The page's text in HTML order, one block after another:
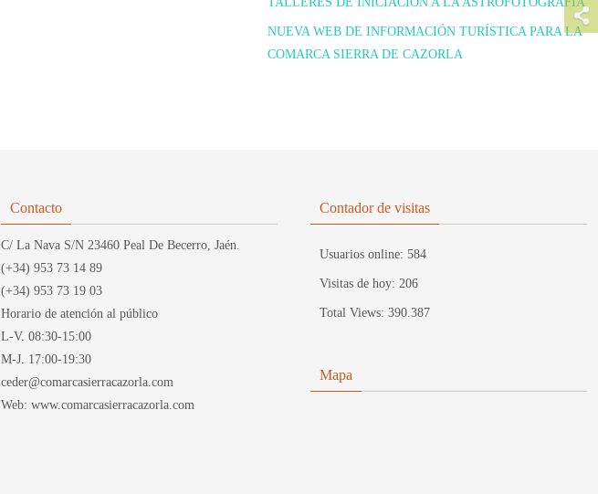
NUEVA WEB DE INFORMACIÓN TURÍSTICA PARA LA
COMARCA SIERRA DE CAZORLA
Contacto
C/ La Nava S/N 23460 Peal De Becerro, Jaén.
(+34) 953 73 14 89
(+34) 953 73 19 03
Horario de atención al público
L-V. 08:30-15:00
M-J. 17:00-19:30
ceder@comarcasierracazorla.com
Web: www.comarcasierracazorla.com
Contador de visitas
Usuarios online:584
Visitas de hoy:206
Total Views:390.387
Mapa